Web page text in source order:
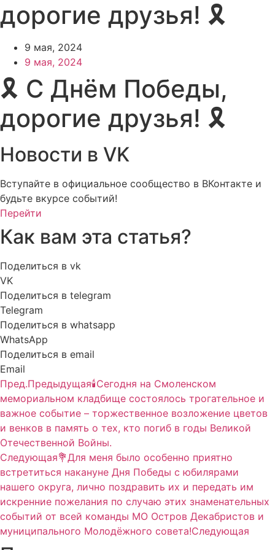
дорогие друзья! 🎗
9 мая, 2024
9 мая, 2024
🎗 С Днём Победы,
дорогие друзья! 🎗
Новости в VK
Вступайте в официальное сообщество в ВКонтакте и
будьте вкурсе событий!
Перейти
Как вам эта статья?
Поделиться в vk
VK
Поделиться в telegram
Telegram
Поделиться в whatsapp
WhatsApp
Поделиться в email
Email
Пред.Предыдущая🕯Сегодня на Смоленском
мемориальном кладбище состоялось трогательное и
важное событие – торжественное возложение цветов
и венков в память о тех, кто погиб в годы Великой
Отечественной Войны.
Следующая💐Для меня было особенно приятно
встретиться накануне Дня Победы с юбилярами
нашего округа, лично поздравить их и передать им
искренние пожелания по случаю этих знаменательных
событий от всей команды МО Остров Декабристов и
муниципального Молодёжного совета!Следующая